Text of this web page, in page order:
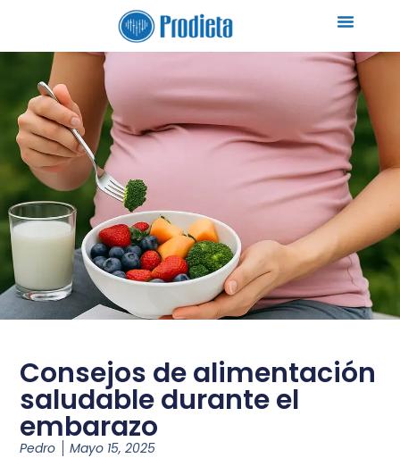
Consejos de alimentación
saludable durante el
embarazo
Pedro Mayo 15, 2025